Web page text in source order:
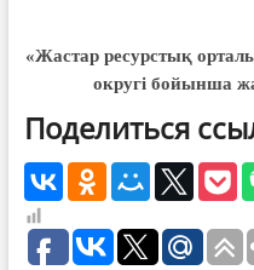
«Жастар ресурстық
округі бойынша
Поделиться